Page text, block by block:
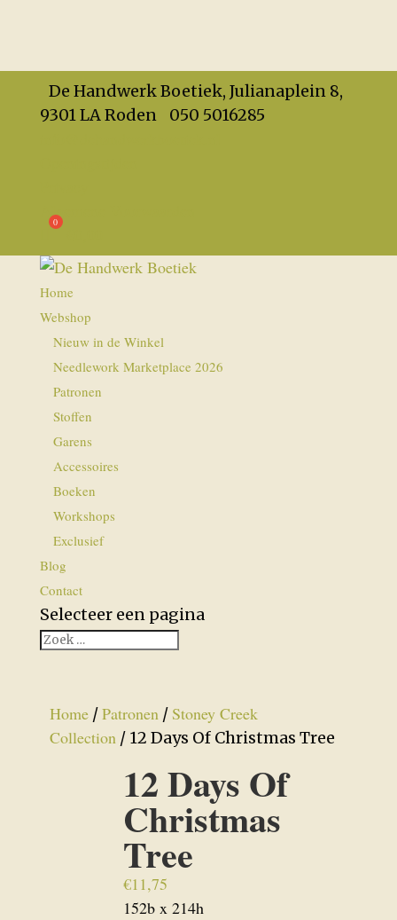
De Handwerk Boetiek, Julianaplein 8,
9301 LA Roden
050 5016285
Algemene Voorwaarden
Home
Webshop
Nieuw in de Winkel
Needlework Marketplace 2026
Patronen
Stoffen
Garens
Accessoires
Boeken
Workshops
Exclusief
Blog
Contact
Selecteer een pagina
Home/Patronen/ Stoney Creek
Collection/ 12 Days Of Christmas Tree
12 Days Of
Christmas
Tree
€11,75
152b x 214h